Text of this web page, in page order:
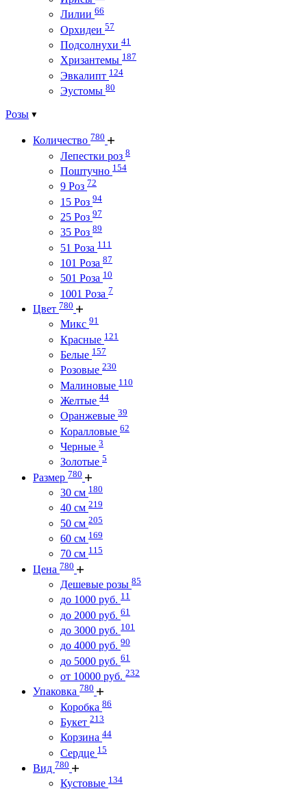
Лилии 66
Орхидеи 57
Подсолнухи 41
Хризантемы 187
Эвкалипт 124
Эустомы 80
Розы
Количество 780
Лепестки роз 8
Поштучно 154
9 Роз 72
15 Роз 94
25 Роз 97
35 Роз 89
51 Роза 111
101 Роза 87
501 Роза 10
1001 Роза 7
Цвет 780
Микс 91
Красные 121
Белые 157
Розовые 230
Малиновые 110
Желтые 44
Оранжевые 39
Коралловые 62
Черные 3
Золотые 5
Размер 780
30 см 180
40 см 219
50 см 205
60 см 169
70 см 115
Цена 780
Дешевые розы 85
до 1000 руб. 11
до 2000 руб. 61
до 3000 руб. 101
до 4000 руб. 90
до 5000 руб. 61
от 10000 руб. 232
Упаковка 780
Коробка 86
Букет 213
Корзина 44
Сердце 15
Вид 780
Кустовые 134